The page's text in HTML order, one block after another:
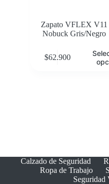
Zapato VFLEX V11
Nobuck Gris/Negro
$62.900
Calzado de Seguridad
Ropa de Trabajo
Seguridad